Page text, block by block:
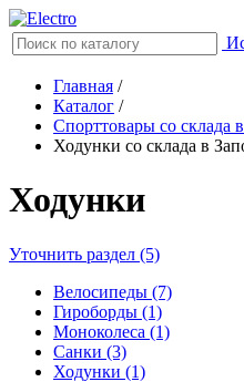
Главная /
Каталог /
Спорттовары со склада
Ходунки со склада в
Ходунки
Уточнить раздел (5)
Велосипеды (7)
Гироборды (1)
Моноколеса (1)
Санки (3)
Ходунки (1)